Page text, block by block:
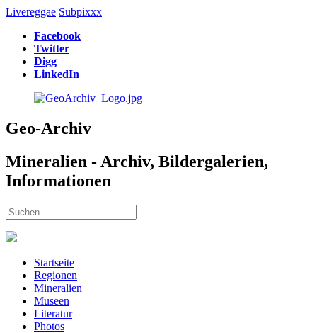
Livereggae Subpixxx
Facebook
Twitter
Digg
LinkedIn
Geo-Archiv
Mineralien - Archiv, Bildergalerien,
Informationen
Startseite
Regionen
Mineralien
Museen
Literatur
Photos